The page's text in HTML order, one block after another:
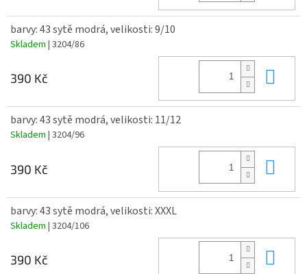
barvy: 43 sytě modrá, velikosti: 9/10
Skladem | 3204/86
390 Kč
barvy: 43 sytě modrá, velikosti: 11/12
Skladem | 3204/96
390 Kč
barvy: 43 sytě modrá, velikosti: XXXL
Skladem | 3204/106
390 Kč